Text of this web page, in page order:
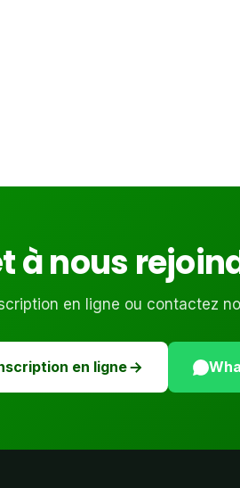
à nous
en ligne ou contactez
en ligne